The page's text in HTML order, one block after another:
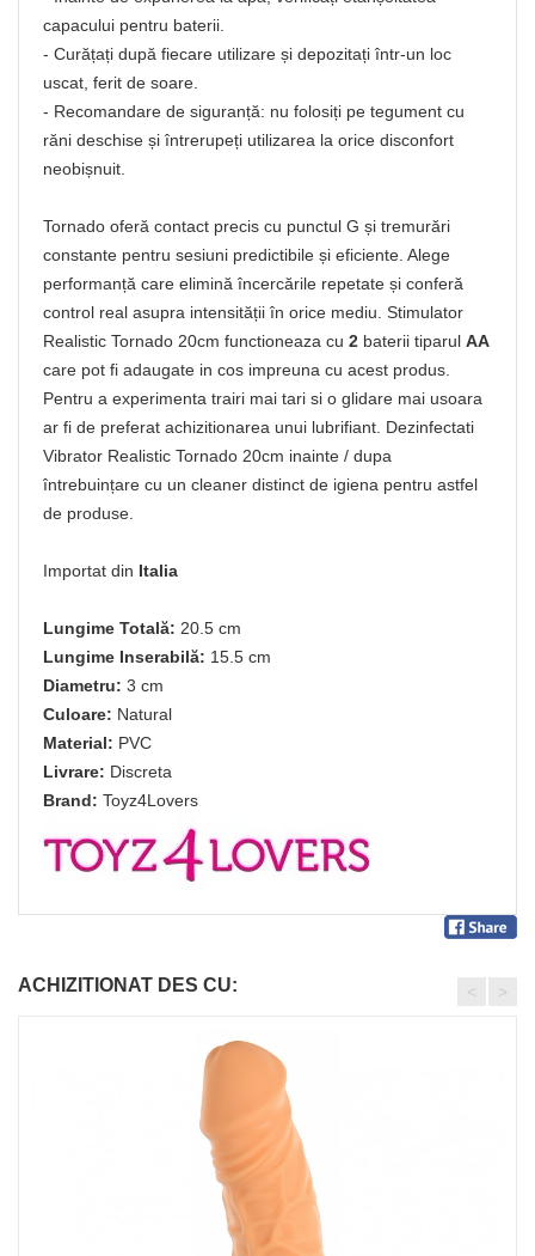
capacului pentru baterii.
- Curățați după fiecare utilizare și depozitați într-un loc
uscat, ferit de soare.
- Recomandare de siguranță: nu folosiți pe tegument cu
răni deschise și întrerupeți utilizarea la orice disconfort
neobișnuit.
Tornado oferă contact precis cu punctul G și tremurări
constante pentru sesiuni predictibile și eficiente. Alege
performanță care elimină încercările repetate și conferă
control real asupra intensității în orice mediu. Stimulator
Realistic Tornado 20cm functioneaza cu 2 baterii tiparul AA
care pot fi adaugate in cos impreuna cu acest produs.
Pentru a experimenta trairi mai tari si o glidare mai usoara
ar fi de preferat achizitionarea unui lubrifiant. Dezinfectati
Vibrator Realistic Tornado 20cm inainte / dupa
întrebuințare cu un cleaner distinct de igiena pentru astfel
de produse.
Importat din Italia
Lungime Totală: 20.5 cm
Lungime Inserabilă: 15.5 cm
Diametru: 3 cm
Culoare: Natural
Material: PVC
Livrare: Discreta
Brand: Toyz4Lovers
ACHIZITIONAT DES CU: < >